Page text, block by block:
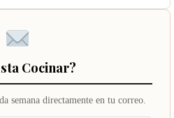
Cocinar?
semana directamente en tu correo.